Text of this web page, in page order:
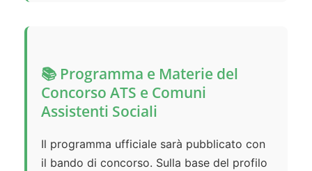
📚 Programma e Materie del
Concorso ATS e Comuni
Assistenti Sociali
Il programma ufficiale sarà pubblicato con
il bando di concorso. Sulla base del profilo